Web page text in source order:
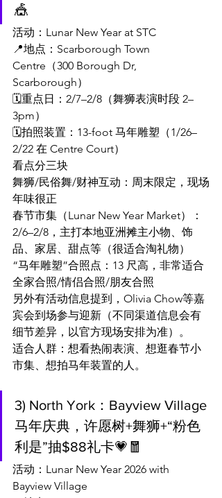
🎪
活动：Lunar New Year at STC
📍地点：Scarborough Town
Centre（300 Borough Dr,
Scarborough）
🗓️重点日：2/7–2/8（舞狮表演时段 2–
3pm）
🗓️拍照装置：13-foot 马年雕塑（1/26–
2/22 在 Centre Court）
看点分三块
舞狮/民俗舞/财神互动：周末限定，现场
年味很正
春节市集（Lunar New Year Market）：
2/6–2/8，主打本地亚洲摊主小物、饰
品、家居、甜点等（很适合淘礼物）
“马年雕塑”合照点：13 尺高，非常适合
全家合照/情侣合照/朋友合照
另外有活动信息提到，Olivia Chow等嘉
宾会到场参与迎新（不同渠道信息会有
细节差异，以官方现场安排为准）。
适合人群：想看热闹表演、想逛春节小
市集、想拍马年装置的人。
3) North York：Bayview Village
马年庆典，许愿树+舞狮+“粉色
利是”抽$88礼卡💗🧧
活动：Lunar New Year 2026 with
Bayview Village